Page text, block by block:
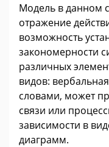
Модель в данном
отражение
возможность
закономерности
различных
видов:
словами, может
связи или
зависимости в
диаграмм.